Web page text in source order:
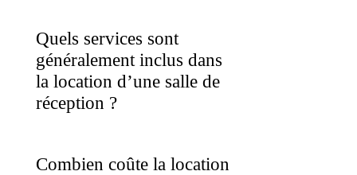
Quels services sont
généralement inclus dans
la location d’une salle de
réception ?
Combien coûte la location